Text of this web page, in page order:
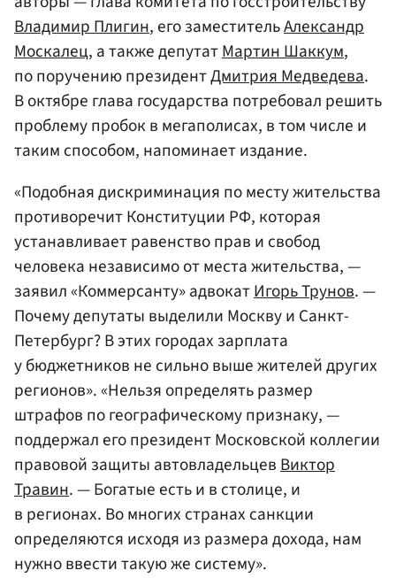
Владимир Плигин, его заместительАлександр
Москалец, а также депутатМартин Шаккум,
по поручению президентДмитрия Медведева.
В октябре глава государства потребовал решить
проблему пробок в мегаполисах, в том числе и
таким способом, напоминает издание.
«Подобная дискриминация по месту жительства
противоречит Конституции РФ, которая
устанавливает равенство прав и свобод
человека независимо от места жительства, —
заявил «Коммерсанту» адвокатИгорь Трунов. —
Почему депутаты выделили Москву и Санкт-
Петербург? В этих городах зарплата
у бюджетников не сильно выше жителей других
регионов». «Нельзя определять размер
штрафов по географическому признаку, —
поддержал его президент Московской коллегии
правовой защиты автовладельцевВиктор
Травин. — Богатые есть и в столице, и
в регионах. Во многих странах санкции
определяются исходя из размера дохода, нам
нужно ввести такую же систему».